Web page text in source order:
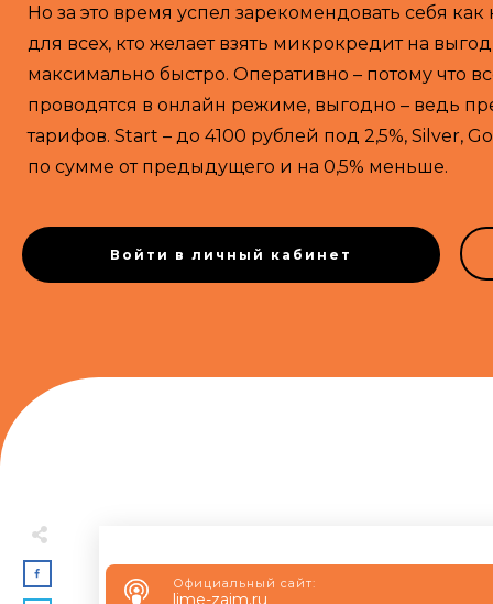
Но за это время успел зарекомендовать себя
для всех, кто желает взять микрокредит на
максимально быстро. Оперативно – потому что
проводятся в онлайн режиме, выгодно – ведь
тарифов. Start – до 4100 рублей под 2,5%, Silver,
по сумме от предыдущего и на 0,5% меньше.
Войти в личный кабинет
Официальный сайт:
lime-zaim.ru